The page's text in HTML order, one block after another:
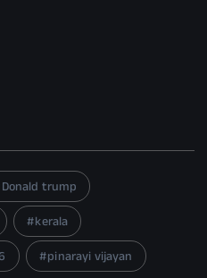
Donald trump
kerala
pinarayi vijayan